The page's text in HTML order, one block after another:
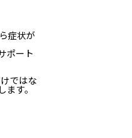
症状が
ポート
ではな
す。